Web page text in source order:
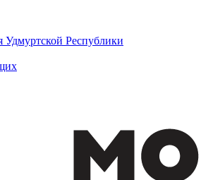
Удмуртской Республики